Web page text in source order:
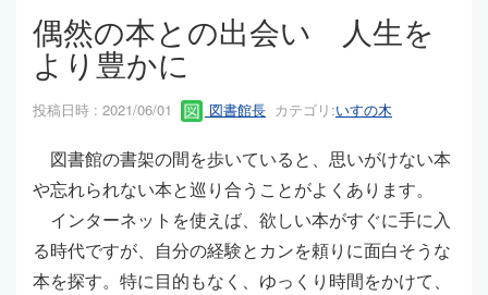
偶然の本との出会い 人生を
より豊かに
投稿日時 : 2021/06/01 図書館長 カテゴリ:いすの木
図書館の書架の間を歩いていると、思いがけない本
や忘れられない本と巡り合うことがよくあります。
インターネットを使えば、欲しい本がすぐに手に入
る時代ですが、自分の経験とカンを頼りに面白そうな
本を探す。特に目的もなく、ゆっくり時間をかけて、